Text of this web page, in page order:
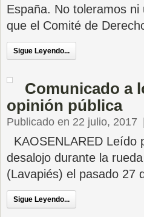
España. No toleramos
que el Comité de
Sigue Leyendo...
Comunicado a
opinión pública
Publicado en 22 julio, 2017
KAOSENLARED Leído
desalojo durante la
(Lavapiés) el pasado 27
Sigue Leyendo...